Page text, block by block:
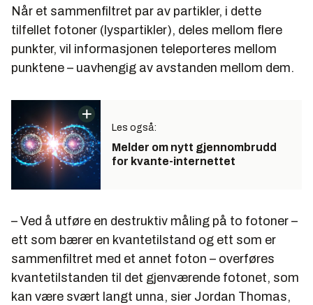
Når et sammenfiltret par av partikler, i dette
tilfellet fotoner (lyspartikler), deles mellom flere
punkter, vil informasjonen teleporteres mellom
punktene – uavhengig av avstanden mellom dem.
Les også:
Melder om nytt gjennombrudd
for kvante-internettet
– Ved å utføre en destruktiv måling på to fotoner –
ett som bærer en kvantetilstand og ett som er
sammenfiltret med et annet foton – overføres
kvantetilstanden til det gjenværende fotonet, som
kan være svært langt unna, sier Jordan Thomas,